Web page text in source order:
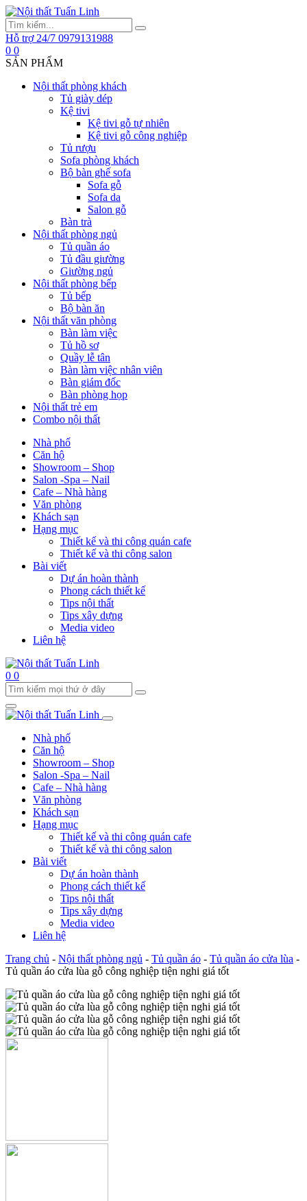
Hỗ trợ 24/7 0979131988
0 0
SẢN PHẨM
Nội thất phòng khách
Tủ giày dép
Kệ tivi
Kệ tivi gỗ tự nhiên
Kệ tivi gỗ công nghiệp
Tủ rượu
Sofa phòng khách
Bộ bàn ghế sofa
Sofa gỗ
Sofa da
Salon gỗ
Bàn trà
Nội thất phòng ngủ
Tủ quần áo
Tủ đầu giường
Giường ngủ
Nội thất phòng bếp
Tủ bếp
Bộ bàn ăn
Nội thất văn phòng
Bàn làm việc
Tủ hồ sơ
Quầy lễ tân
Bàn làm việc nhân viên
Bàn giám đốc
Bàn phòng họp
Nội thất trẻ em
Combo nội thất
Nhà phố
Căn hộ
Showroom – Shop
Salon -Spa – Nail
Cafe – Nhà hàng
Văn phòng
Khách sạn
Hạng mục
Thiết kế và thi công quán cafe
Thiết kế và thi công salon
Bài viết
Dự án hoàn thành
Phong cách thiết kế
Tips nội thất
Tips xây dựng
Media video
Liên hệ
0 0
Nhà phố
Căn hộ
Showroom – Shop
Salon -Spa – Nail
Cafe – Nhà hàng
Văn phòng
Khách sạn
Hạng mục
Thiết kế và thi công quán cafe
Thiết kế và thi công salon
Bài viết
Dự án hoàn thành
Phong cách thiết kế
Tips nội thất
Tips xây dựng
Media video
Liên hệ
Trang chủ - Nội thất phòng ngủ - Tủ quần áo - Tủ quần áo cửa lùa -
Tủ quần áo cửa lùa gỗ công nghiệp tiện nghi giá tốt